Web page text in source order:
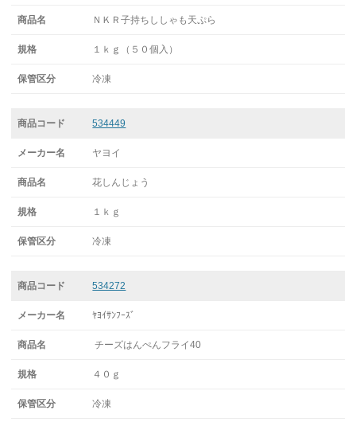
ＮＫＲ子持ちししゃも天ぷら
１ｋｇ（５０個入）
冷凍
534449
ヤヨイ
花しんじょう
１ｋｇ
冷凍
534272
ﾔﾖｲｻﾝﾌｰｽﾞ
チーズはんぺんフライ40
４０ｇ
冷凍